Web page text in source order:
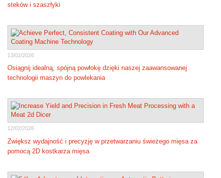
steków i szaszłyki
13/02/2026
Osiągnij idealną, spójną powłokę dzięki naszej zaawansowanej
technologii maszyn do powlekania
12/02/2026
Zwiększ wydajność i precyzję w przetwarzaniu świeżego mięsa za
pomocą 2D kostkarza mięsa